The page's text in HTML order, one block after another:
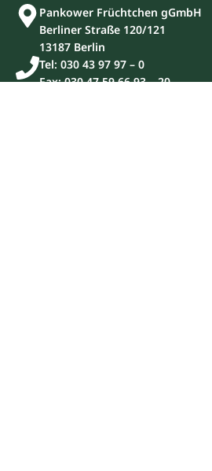
Pankower Früchtchen gGmbH
Berliner Straße 120/121
13187 Berlin
Tel: 030 43 97 97 – 0
Fax: 030 47 59 66 93 – 20